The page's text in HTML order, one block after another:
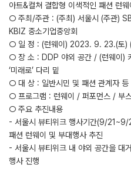
아트&컬쳐 결합형 이색적인 패션 런
○ 주최/주관 : (주최) 서울시 (주관)
KBIZ 중소기업중앙회
○ 일 정 : (런웨이) 2023. 9. 23.(토)
○ 장 소 : DDP 야외 공간 / (런웨이)
‘미래로’ 다리 밑
○ 대 상 : 일반시민 및 패션 관계자 등
○ 프로그램 : 런웨이 / 퍼포먼스 / 부
○ 주요 추진내용
- 서울시 뷰티위크 행사기간(9/
패션 런웨이 및 부대행사 추진
- 서울시 뷰티위크 내 야외 공간을 대
행사 진행